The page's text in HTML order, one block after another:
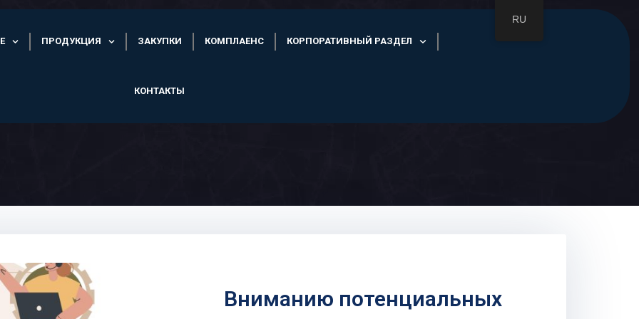
ПРОДУКЦИЯ ЗАКУПКИ КОМПЛАЕНС КОРПОРАТИВНЫЙ РАЗДЕЛ
КОНТАКТЫ
Вниманию потенциальных
RU